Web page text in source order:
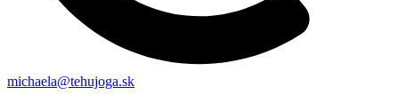
michaela@tehujoga.sk